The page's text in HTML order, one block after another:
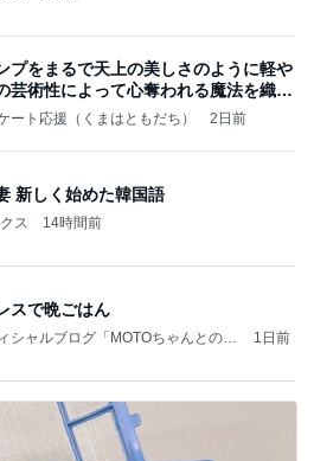
プをまるで天上の美しさのように軽や
芸術性によって心奪われる魔法を織り
ート応援（くまはともだち） 2日前
新しく始めた韓国語
ス 14時間前
スで晩ごはん
シャルブログ「MOTOちゃんとのは
1日前